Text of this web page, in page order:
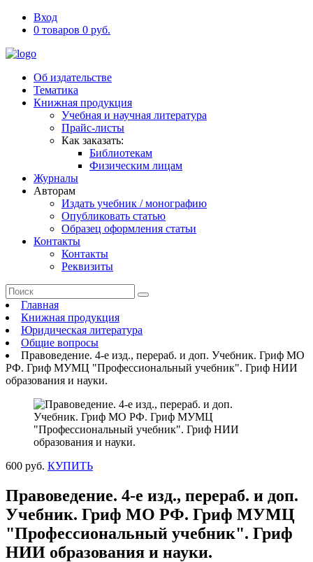
Вход
0 товаров 0 руб.
Об издательстве
Тематика
Книжная продукция
Учебная и научная литература
Прайс-листы
Как заказать:
Библиотекам
Физическим лицам
Журналы
Авторам
Издать учебник / монографию
Опубликовать статью
Образец оформления статьи
Контакты
Контакты
Реквизиты
Главная
Книжная продукция
Юридическая литература
Общие вопросы
Правоведение. 4-е изд., перераб. и доп. Учебник. Гриф МО
РФ. Гриф МУМЦ "Профессиональный учебник". Гриф НИИ
образования и науки.
600 руб. КУПИТЬ
Правоведение. 4-е изд., перераб. и доп.
Учебник. Гриф МО РФ. Гриф МУМЦ
"Профессиональный учебник". Гриф
НИИ образования и науки.